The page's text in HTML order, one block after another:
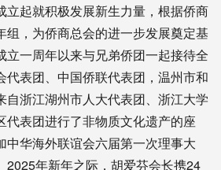
立起就积极发展新生力量，根据侨商
组，为侨商总会的进一步发展奠定基
立一周年以来与兄弟侨团一起接待全
代表团、中国侨联代表团，温州市和
自浙江湖州市人大代表团、浙江大学
代表团进行了非物质文化遗产的座
中华海外联谊会六届第一次理事大
2025年新年之际，胡爱芬会长携24